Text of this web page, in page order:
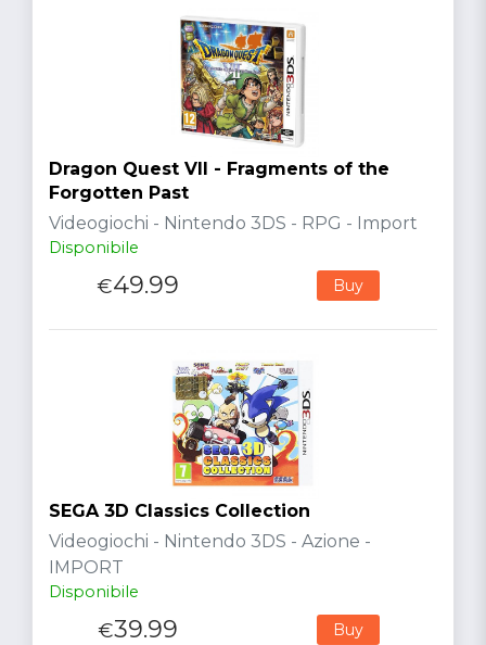
Dragon Quest VII - Fragments of the
Forgotten Past
Videogiochi - Nintendo 3DS - RPG - Import
Disponibile
€49.99 Buy
SEGA 3D Classics Collection
Videogiochi - Nintendo 3DS - Azione -
IMPORT
Disponibile
€39.99 Buy